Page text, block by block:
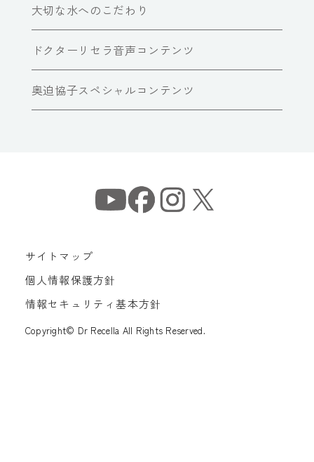
大切な水へのこだわり
ドクターリセラ音声コンテンツ
奥迫協子スペシャルコンテンツ
サイトマップ
個人情報保護方針
情報セキュリティ基本方針
Copyright© Dr Recella All Rights Reserved.